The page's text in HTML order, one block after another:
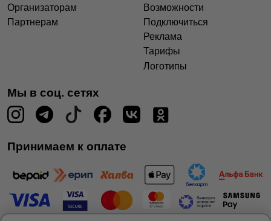
Организаторам
Партнерам
Возможности
Подключиться
Реклама
Тарифы
Логотипы
Мы в соц. сетях
Принимаем к оплате